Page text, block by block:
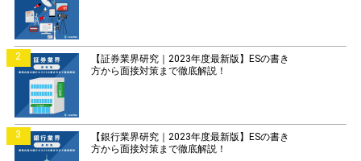
2
【証券業界研究｜2023年度最新版】ESの書き
方から面接対策まで徹底解説！
3
【銀行業界研究｜2023年度最新版】ESの書き
方から面接対策まで徹底解説！